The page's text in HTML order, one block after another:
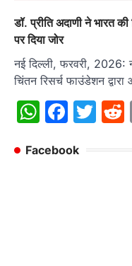
डॉ. प्रीति अदाणी ने भारत
पर दिया जोर
नई दिल्ली, फरवरी, 2026:
चिंतन रिसर्च फाउंडेशन
Facebook